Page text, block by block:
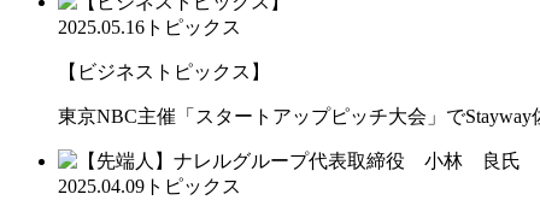
2025.05.16 トピックス
【ビジネストピックス】
東京NBC主催「スタートアップピッチ大会」でStayway
2025.04.09 トピックス